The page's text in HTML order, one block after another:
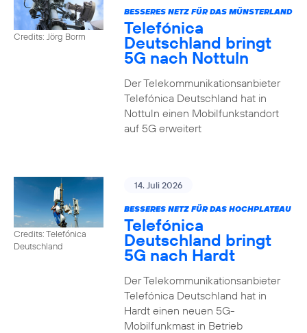
Credits: Jörg Borm
BESSERES NETZ FÜR DAS MÜNSTERLAND
Telefónica
Deutschland bringt
5G nach Nottuln
Der Telekommunikationsanbieter
Telefónica Deutschland hat in
Nottuln einen Mobilfunkstandort
auf 5G erweitert
Credits: Telefónica
Deutschland
14. Juli 2026
BESSERES NETZ FÜR DAS HOCHPLATEAU
Telefónica
Deutschland bringt
5G nach Hardt
Der Telekommunikationsanbieter
Telefónica Deutschland hat in
Hardt einen neuen 5G-
Mobilfunkmast in Betrieb